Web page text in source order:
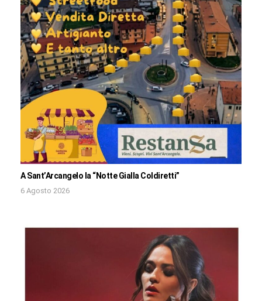
A Sant’Arcangelo la “Notte Gialla Coldiretti”
6 Agosto 2026